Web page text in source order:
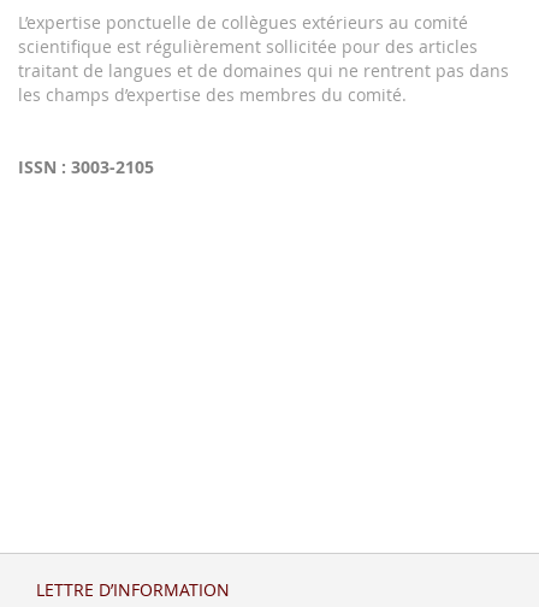
L’expertise ponctuelle de collègues extérieurs au comité
scientifique est régulièrement sollicitée pour des articles
traitant de langues et de domaines qui ne rentrent pas dans
les champs d’expertise des membres du comité.
ISSN : 3003-2105
LETTRE D’INFORMATION